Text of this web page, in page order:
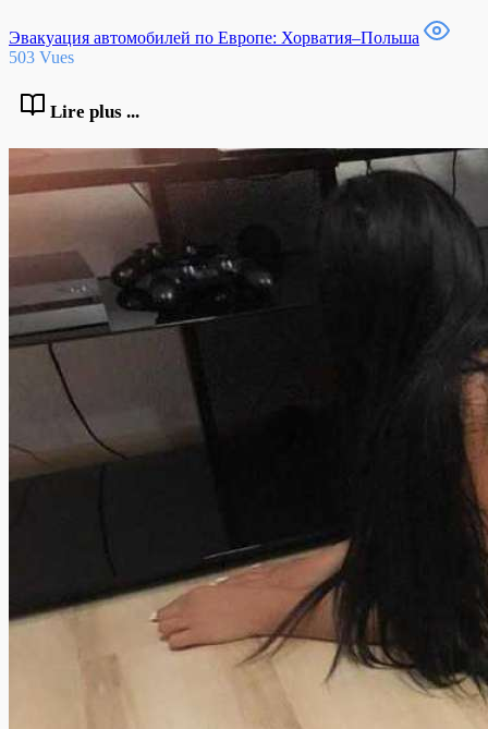
Эвакуация автомобилей по Европе: Хорватия–Польша
503 Vues
Lire plus ...